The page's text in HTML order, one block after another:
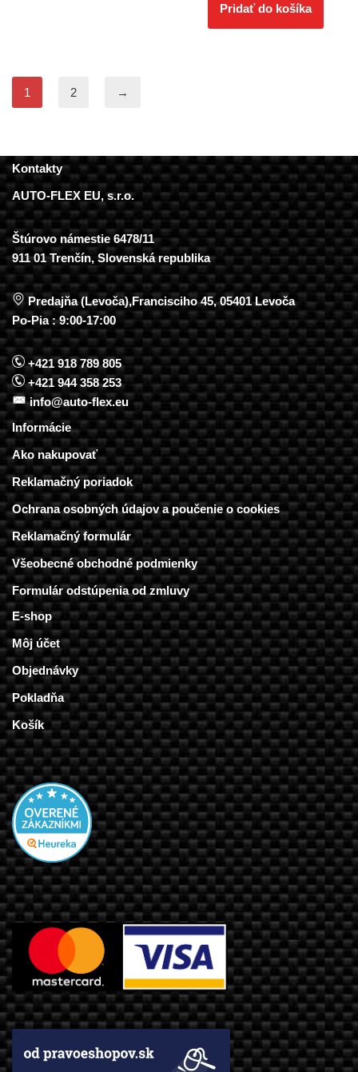
Pridať do košíka
1 2 →
Kontakty
AUTO-FLEX EU, s.r.o.
Štúrovo námestie 6478/11
911 01 Trenčín, Slovenská republika
Predajňa (Levoča),Francisciho 45, 05401 Levoča
Po-Pia : 9:00-17:00
+421 918 789 805
+421 944 358 253
info@auto-flex.eu
Informácie
Ako nakupovať
Reklamačný poriadok
Ochrana osobných údajov a poučenie o cookies
Reklamačný formulár
Všeobecné obchodné podmienky
Formulár odstúpenia od zmluvy
E-shop
Môj účet
Objednávky
Pokladňa
Košík